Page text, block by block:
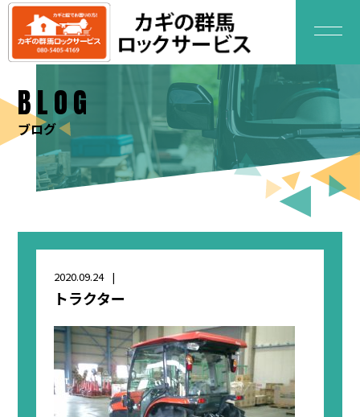
BLOG
ブログ
2020.09.24
トラクター